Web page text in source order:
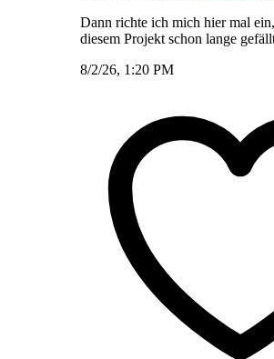
Dann richte ich mich hier mal
diesem Projekt schon lange
8/2/26, 1:20 PM